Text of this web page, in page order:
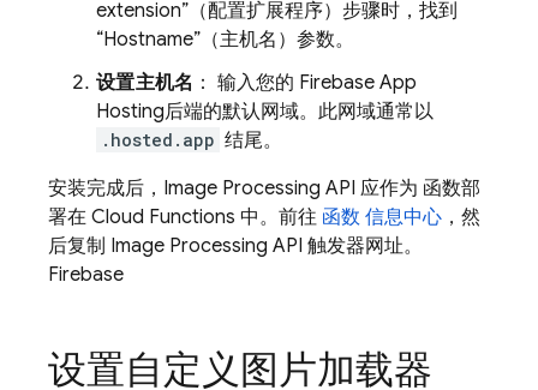
extension”（配置扩展程序）步骤时，找到
“Hostname”（主机名）参数。
设置主机名 ： 输入您的 Firebase App
Hosting后端的默认网域。此网域通常以
.hosted.app 结尾。
安装完成后，Image Processing API 应作为 函数部
署在 Cloud Functions 中。前往 函数 信息中心 ，然
后复制 Image Processing API 触发器网址。
Firebase
设置自定义图片加载器